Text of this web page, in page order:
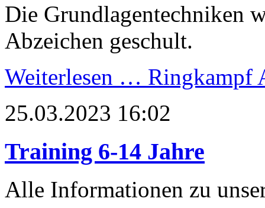
Die Grundlagentechniken
Abzeichen geschult.
Weiterlesen … Ringkampf
25.03.2023 16:02
Training 6-14 Jahre
Alle Informationen zu